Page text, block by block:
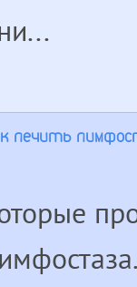
лечить